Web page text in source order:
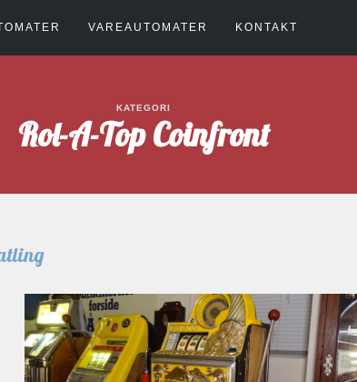
VAREAUTOMATER KONTAKT
KATEGORI
Rol-A-Top Coinfront